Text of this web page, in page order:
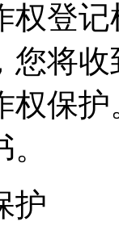
权登
您将
权保
护